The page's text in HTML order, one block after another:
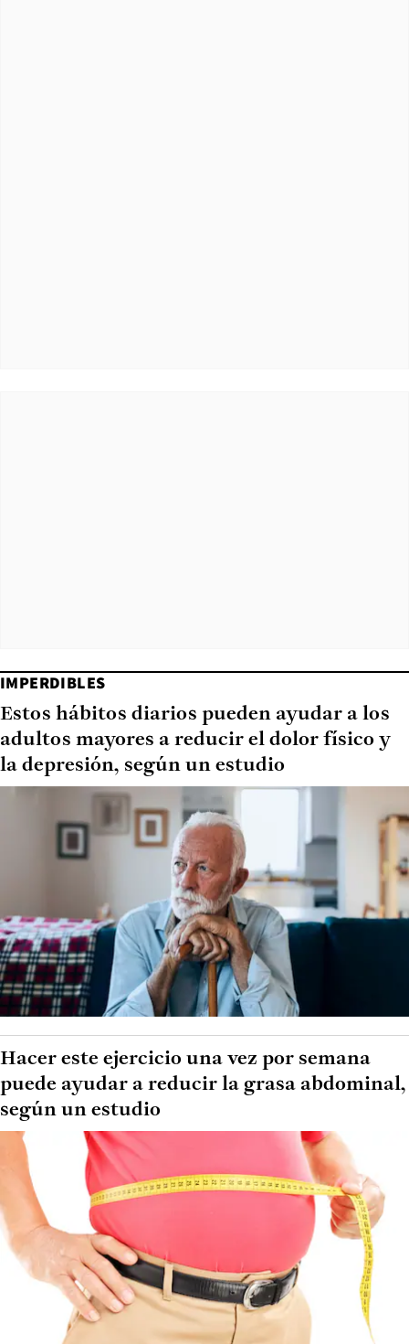
IMPERDIBLES
Estos hábitos diarios pueden ayudar a los
adultos mayores a reducir el dolor físico y
la depresión, según un estudio
Hacer este ejercicio una vez por semana
puede ayudar a reducir la grasa abdominal,
según un estudio